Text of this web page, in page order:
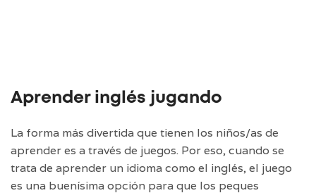
Aprender inglés jugando
La forma más divertida que tienen los niños/as de
aprender es a través de juegos. Por eso, cuando se
trata de aprender un idioma como el inglés, el juego
es una buenísima opción para que los peques